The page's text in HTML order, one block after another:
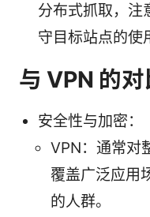
分布式抓取，注
守目标站点的使
与 VPN 的
安全性与加密：
VPN：通常对
覆盖广泛应用
的人群。